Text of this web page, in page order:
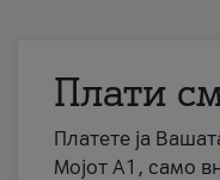
Плати
Платете ја
Мојот А1, само